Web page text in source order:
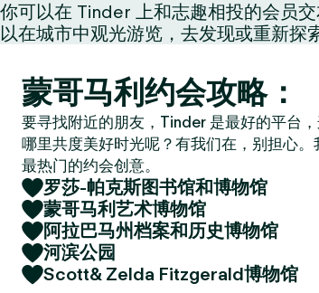
你可以在 Tinder 上和志趣相投的会员
以在城市中观光游览，去发现或重新探
蒙哥马利约会攻略：
要寻找附近的朋友，Tinder 是最好的平台
哪里共度美好时光呢？有我们在，别担心
最热门的约会创意。
罗莎-帕克斯图书馆和博物馆
蒙哥马利艺术博物馆
阿拉巴马州档案和历史博物馆
河滨公园
Scott& Zelda Fitzgerald博物馆